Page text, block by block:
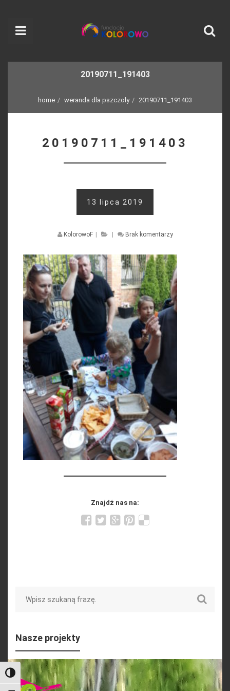
Toggle High Contrast
20190711_191403
home weranda dla pszczoły 20190711_191403
20190711_191403
13 lipca 2019
KolorowoF Brak komentarzy
Znajdź nas na:
Nasze projekty